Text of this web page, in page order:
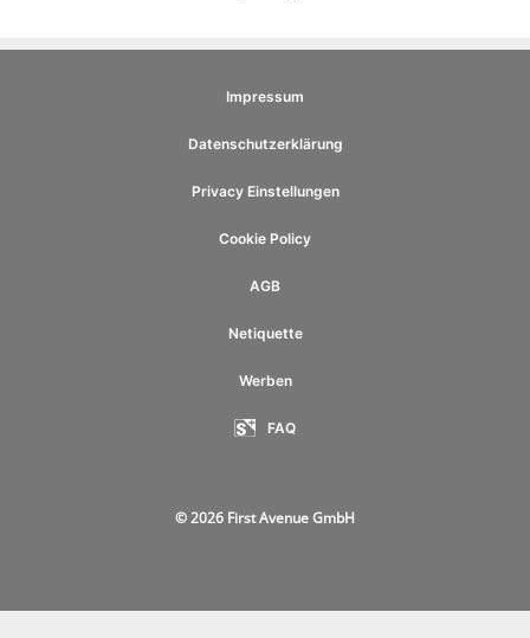
Impressum
Datenschutzerklärung
Privacy Einstellungen
Cookie Policy
AGB
Netiquette
Werben
FAQ
© 2026 First Avenue GmbH